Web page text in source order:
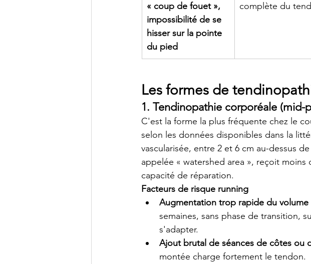
« coup de fouet »,
impossibilité de se
hisser sur la pointe
du pied
complète du
Les formes de
1. Tendinopathie corporéale (mid-
C'est la forme la plus fréquente chez le
selon les données disponibles dans la
vascularisée, entre 2 et 6 cm au-dessus
appelée « watershed area », reçoit
capacité de réparation.
Facteurs de risque running
Augmentation trop rapide du
semaines, sans phase de transition,
s'adapter.
Ajout brutal de séances de côtes ou
montée charge fortement le tendon.